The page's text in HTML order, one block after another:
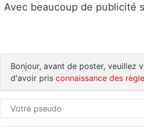
Avec beaucoup de publicité
Bonjour, avant de poster, veuillez
d'avoir pris connaissance des